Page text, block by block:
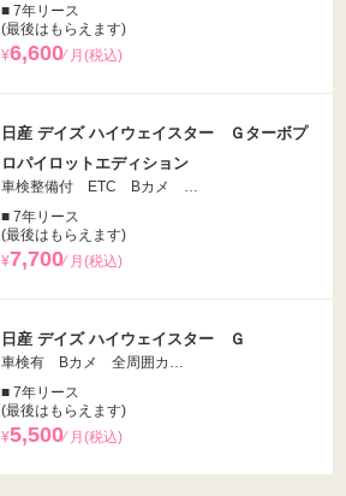
■ 7年リース
(最後はもらえます)
¥6,600⁄ 月(税込)
日産 デイズ ハイウェイスター Ｇターボプ
ロパイロットエディション
車検整備付 ETC Bカメ …
■ 7年リース
(最後はもらえます)
¥7,700⁄ 月(税込)
日産 デイズ ハイウェイスター Ｇ
車検有 Bカメ 全周囲カ…
■ 7年リース
(最後はもらえます)
¥5,500⁄ 月(税込)